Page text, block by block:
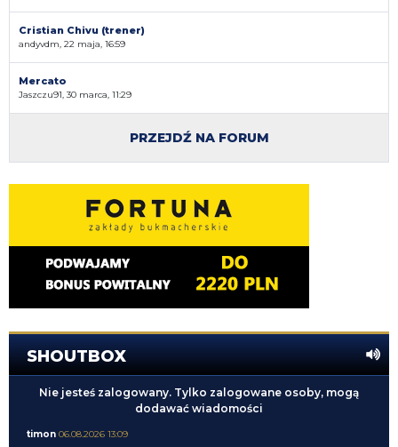
Cristian Chivu (trener)
andyvdm, 22 maja, 16:59
Mercato
Jaszczu91, 30 marca, 11:29
PRZEJDŹ NA FORUM
SHOUTBOX
Nie jesteś zalogowany. Tylko zalogowane osoby, mogą
dodawać wiadomości
timon 06.08.2026 13:09